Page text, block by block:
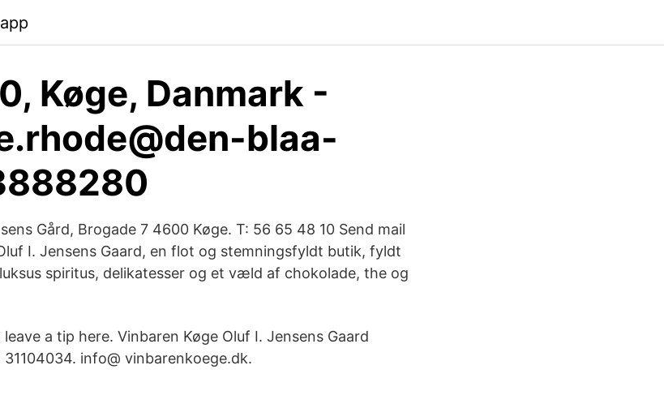
Køge, Danmark -
blaa-
Gård, Brogade 7 4600 Køge. T: 56 65 48 10 Send mail
I. Jensens Gaard, en flot og stemningsfyldt butik, fyldt
spiritus, delikatesser og et væld af chokolade, the og
a tip here. Vinbaren Køge Oluf I. Jensens Gaard
info@ vinbarenkoege.dk.